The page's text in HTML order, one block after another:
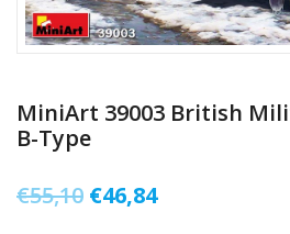
MiniArt 39003 British
B-Type
€55,10 Il
€46,84Il